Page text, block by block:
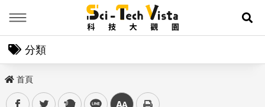
展
分類
首頁
facebooktwitter plurk line 中